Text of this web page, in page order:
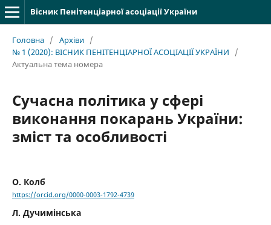
Вісник Пенітенціарної асоціації України
Головна / Архіви /
№ 1 (2020): ВІСНИК ПЕНІТЕНЦІАРНОЇ АСОЦІАЦІЇ УКРАЇНИ
/
Актуальна тема номера
Сучасна політика у сфері
виконання покарань України:
зміст та особливості
О. Колб
https://orcid.org/0000-0003-1792-4739
Л. Дучимінська